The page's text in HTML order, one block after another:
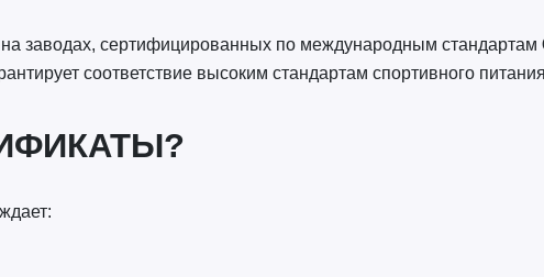
заводах, сертифицированных по международным стандартам
соответствие высоким стандартам спортивного